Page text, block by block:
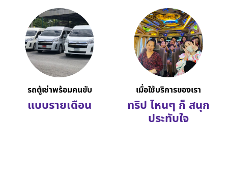
รถตู้เช่าพร้อมคนขับ
แบบรายเดือน
เมื่อใช้บริการของเรา
ทริป ไหนๆ ก็ สนุก
ประทับใจ